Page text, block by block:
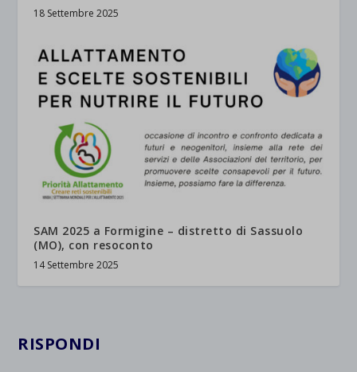
18 Settembre 2025
SAM 2025 a Formigine – distretto di Sassuolo
(MO), con resoconto
14 Settembre 2025
RISPONDI